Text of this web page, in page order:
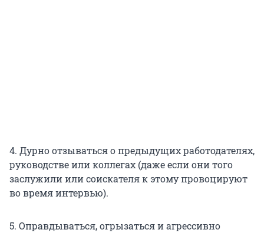
4. Дурно отзываться о предыдущих работодателях,
руководстве или коллегах (даже если они того
заслужили или соискателя к этому провоцируют
во время интервью).
5. Оправдываться, огрызаться и агрессивно